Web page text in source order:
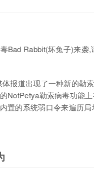
体报道出现了一种新的
NotPetya勒索病毒功能
置的系统弱口令来遍历